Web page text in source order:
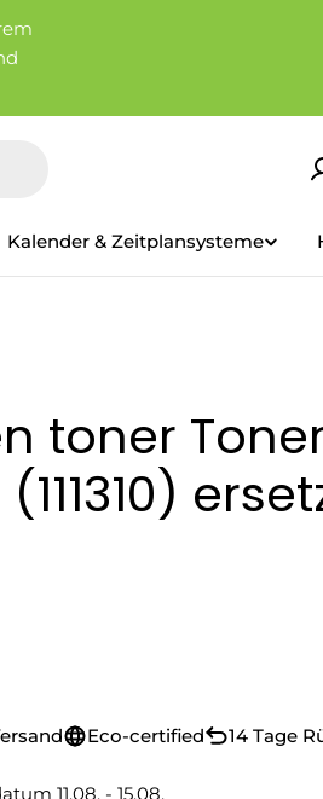
Kalender & Zeitplansysteme
toner
Eco-certified 14 Tage
11.08. - 15.08.